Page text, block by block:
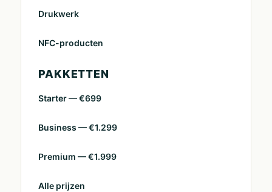
Drukwerk
NFC-producten
PAKKETTEN
Starter — €699
Business — €1.299
Premium — €1.999
Alle prijzen